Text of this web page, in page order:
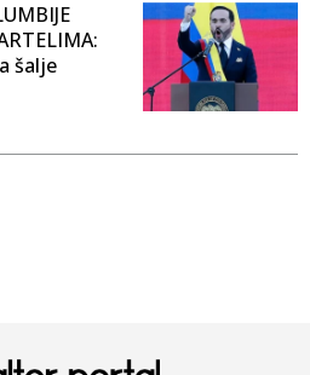
šalje